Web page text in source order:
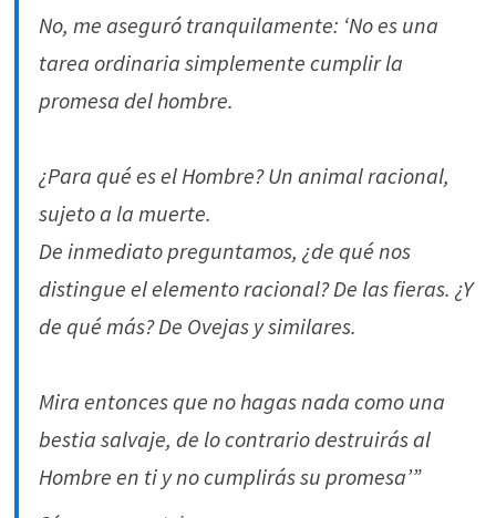
No, me aseguró tranquilamente: ‘No es una
tarea ordinaria simplemente cumplir la
promesa del hombre.
¿Para qué es el Hombre? Un animal racional,
sujeto a la muerte.
De inmediato preguntamos, ¿de qué nos
distingue el elemento racional? De las fieras. ¿Y
de qué más? De Ovejas y similares.
Mira entonces que no hagas nada como una
bestia salvaje, de lo contrario destruirás al
Hombre en ti y no cumplirás su promesa’”